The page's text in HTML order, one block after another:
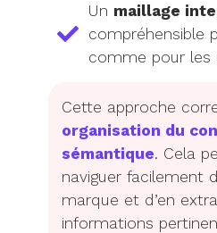
Un maillage
compréhensible
comme pour les
Cette approche
organisation du
sémantique. Cela
naviguer facilement
marque et d’en
informations